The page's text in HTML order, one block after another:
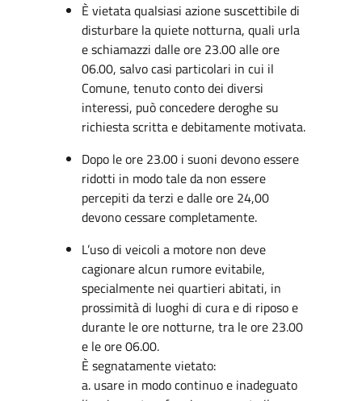
È vietata qualsiasi azione suscettibile di
disturbare la quiete notturna, quali urla
e schiamazzi dalle ore 23.00 alle ore
06.00, salvo casi particolari in cui il
Comune, tenuto conto dei diversi
interessi, può concedere deroghe su
richiesta scritta e debitamente motivata.
Dopo le ore 23.00 i suoni devono essere
ridotti in modo tale da non essere
percepiti da terzi e dalle ore 24,00
devono cessare completamente.
L’uso di veicoli a motore non deve
cagionare alcun rumore evitabile,
specialmente nei quartieri abitati, in
prossimità di luoghi di cura e di riposo e
durante le ore notturne, tra le ore 23.00
e le ore 06.00.
È segnatamente vietato:
a. usare in modo continuo e inadeguato